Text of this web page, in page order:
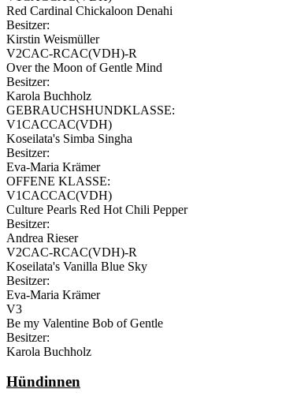
Red Cardinal Chickaloon Denahi
Besitzer:
Kirstin Weismüller
V2CAC-RCAC(VDH)-R
Over the Moon of Gentle Mind
Besitzer:
Karola Buchholz
GEBRAUCHSHUNDKLASSE:
V1CACCAC(VDH)
Koseilata's Simba Singha
Besitzer:
Eva-Maria Krämer
OFFENE KLASSE:
V1CACCAC(VDH)
Culture Pearls Red Hot Chili Pepper
Besitzer:
Andrea Rieser
V2CAC-RCAC(VDH)-R
Koseilata's Vanilla Blue Sky
Besitzer:
Eva-Maria Krämer
V3
Be my Valentine Bob of Gentle
Besitzer:
Karola Buchholz
Hündinnen